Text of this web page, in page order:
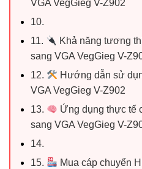
VGA VegGieg V-Z902
10.
11.
Khả năng tương
sang VGA VegGieg V-
12.
Hướng dẫn sử
VGA VegGieg V-Z902
13.
Ứng dụng thực tế
sang VGA VegGieg V-
14.
15.
Mua cáp chuyển